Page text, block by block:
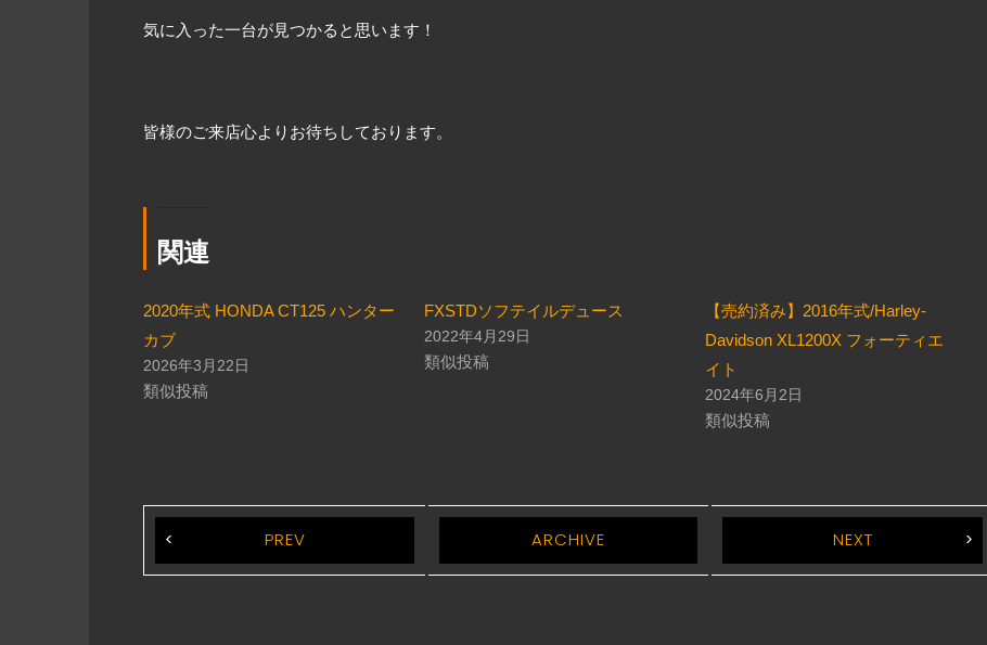
気に入った一台が見つかると思います！
皆様のご来店心よりお待ちしております。
関連
2020年式 HONDA CT125 ハンター
カブ
2026年3月22日
類似投稿
FXSTDソフテイルデュース
2022年4月29日
類似投稿
【売約済み】2016年式/Harley-
Davidson XL1200X フォーティエ
イト
2024年6月2日
類似投稿
PREV ARCHIVE NEXT